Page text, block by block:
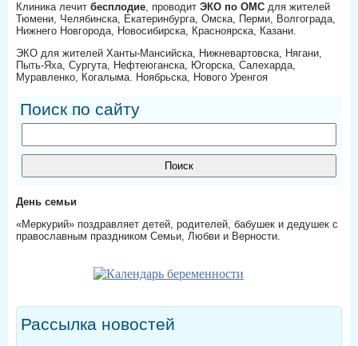
Клиника лечит бесплодие, проводит ЭКО по ОМС для жителей
Тюмени, Челябинска, Екатеринбурга, Омска, Перми, Волгограда,
Нижнего Новгорода, Новосибирска, Красноярска, Казани.
ЭКО для жителей Ханты-Мансийска, Нижневартовска, Нягани,
Пыть-Яха, Сургута, Нефтеюганска, Югорска, Салехарда,
Муравленко, Когалыма. Ноябрьска, Нового Уренгоя
Поиск по сайту
День семьи
«Меркурий» поздравляет детей, родителей, бабушек и дедушек с
православным праздником Семьи, Любви и Верности.
Рассылка новостей